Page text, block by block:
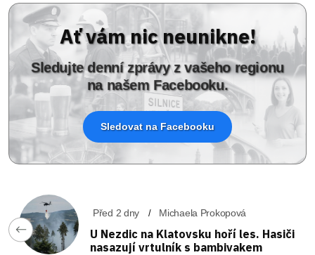
Ať vám nic neunikne!
Sledujte denní zprávy z vašeho regionu
na našem Facebooku.
Sledovat na Facebooku
Před 2 dny Michaela Prokopová
U Nezdic na Klatovsku hoří les. Hasiči
nasazují vrtulník s bambivakem